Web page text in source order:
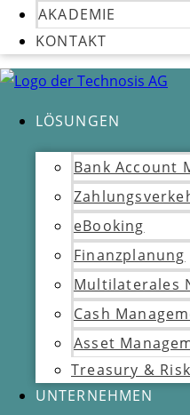
AKADEMIE
KONTAKT
LÖSUNGEN
Bank Account
eBooking
Finanzplanung
Multilaterales
Cash
Asset
Treasury &
UNTERNEHMEN